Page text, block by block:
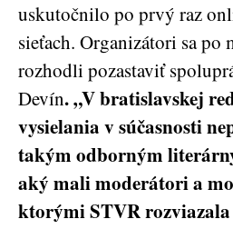
uskutočnilo po prvý raz
sieťach. Organizátori sa po
rozhodli pozastaviť
Devín. „V bratislavskej
vysielania v súčasnosti
takým odborným
aký mali moderátori a
ktorými STVR